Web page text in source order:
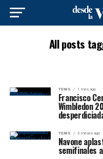
All posts
TENIS 1 mes ago
Francisco
Wimbledon
TENIS 3 meses ago
Navone
semifinales